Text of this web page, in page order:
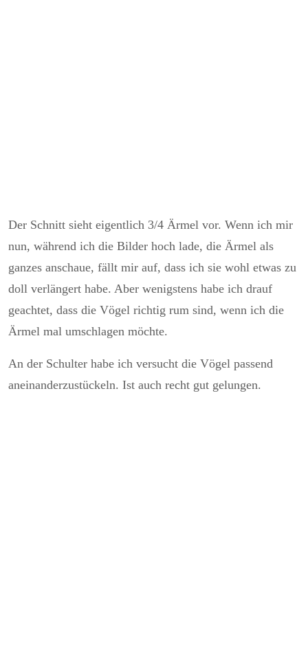
Der Schnitt sieht eigentlich 3/4 Ärmel vor. Wenn ich mir
nun, während ich die Bilder hoch lade, die Ärmel als
ganzes anschaue, fällt mir auf, dass ich sie wohl etwas zu
doll verlängert habe. Aber wenigstens habe ich drauf
geachtet, dass die Vögel richtig rum sind, wenn ich die
Ärmel mal umschlagen möchte.
An der Schulter habe ich versucht die Vögel passend
aneinanderzustückeln. Ist auch recht gut gelungen.